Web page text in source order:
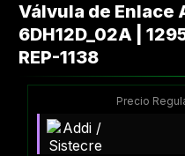
Válvula de Enlace
6DH12D_02A |
REP-1138
Precio